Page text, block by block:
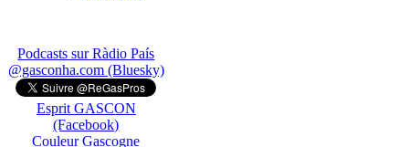
Podcasts sur Ràdio País
@gasconha.com (Bluesky)
Esprit GASCON
(Facebook)
Couleur Gascogne